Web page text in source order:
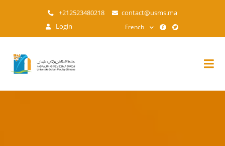
contenu
+212523480218
contact@usms.ma
Login
French